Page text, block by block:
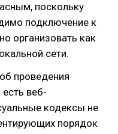
поскольку
подключение к
организовать как
сети.
проведения
веб-
кодексы не
порядок